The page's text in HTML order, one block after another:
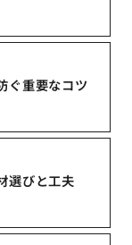
ぐ重要なコツ
選びと工夫